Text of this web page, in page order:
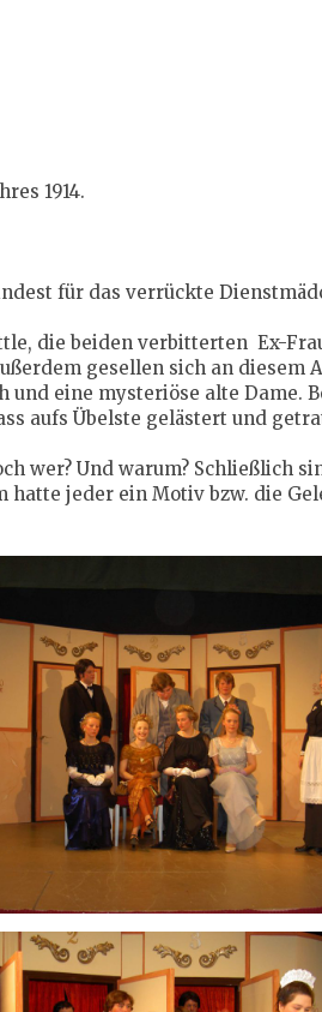
1914.
für das verrückte
die beiden verbitterten Ex-
gesellen sich an
eine mysteriöse alte Dame.
aufs Übelste gelästert und
wer? Und warum? Schließlich
jeder ein Motiv bzw. die